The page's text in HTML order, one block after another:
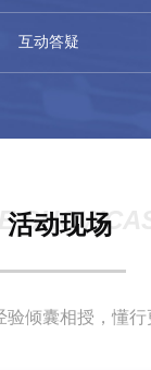
互动答疑
活动现场
验倾囊相授，懂